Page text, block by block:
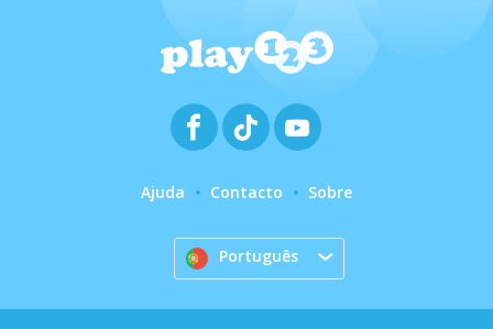
Ajuda Contacto Sobre
Português